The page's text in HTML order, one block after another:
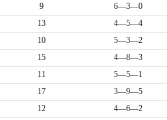
9 6—3—0
13 4—5—4
10 5—3—2
15 4—8—3
11 5—5—1
17 3—9—5
12 4—6—2